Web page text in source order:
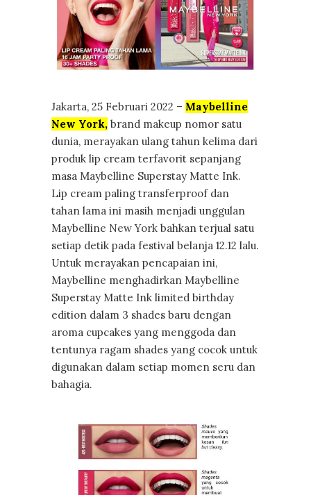
Jakarta, 25 Februari 2022 – Maybelline
New York, brand makeup nomor satu
dunia, merayakan ulang tahun kelima dari
produk lip cream terfavorit sepanjang
masa Maybelline Superstay Matte Ink.
Lip cream paling transferproof dan
tahan lama ini masih menjadi unggulan
Maybelline New York bahkan terjual satu
setiap detik pada festival belanja 12.12 lalu.
Untuk merayakan pencapaian ini,
Maybelline menghadirkan Maybelline
Superstay Matte Ink limited birthday
edition dalam 3 shades baru dengan
aroma cupcakes yang menggoda dan
tentunya ragam shades yang cocok untuk
digunakan dalam setiap momen seru dan
bahagia.